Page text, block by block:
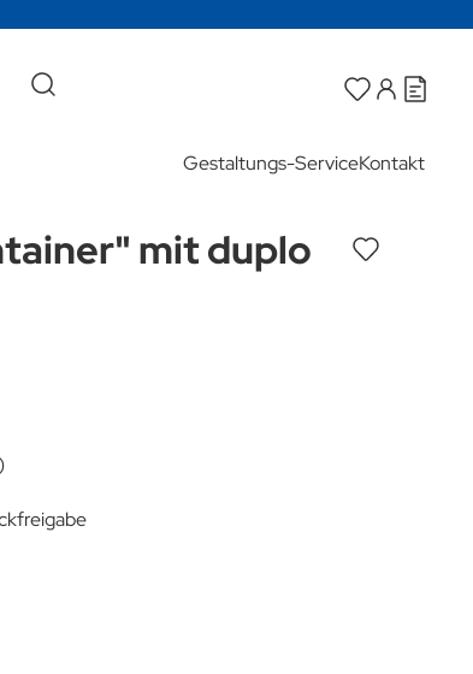
Gestaltungs-ServiceKontakt
mit duplo